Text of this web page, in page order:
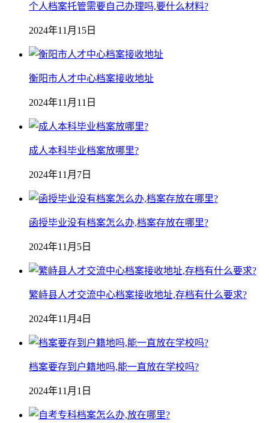
个人档案托管需要自己办理吗,要什么材料?
2024年11月15日
衡阳市人才中心档案接收地址
2024年11月11日
成人本科毕业档案放哪里?
2024年11月7日
函授毕业没有档案怎么办,档案存放在哪里?
2024年11月5日
繁峙县人才交流中心档案接收地址,存档有什么要求?
2024年11月4日
档案要存到户籍地吗,能一直放在学校吗?
2024年11月1日